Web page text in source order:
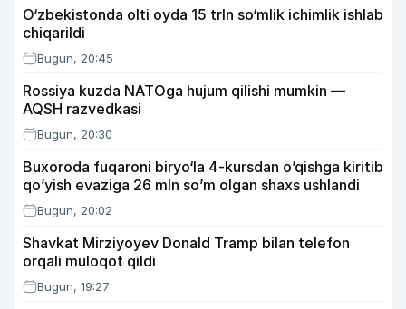
O‘zbekistonda olti oyda 15 trln so‘mlik ichimlik ishlab
chiqarildi
Bugun, 20:45
Rossiya kuzda NATOga hujum qilishi mumkin —
AQSH razvedkasi
Bugun, 20:30
Buxoroda fuqaroni biryo‘la 4-kursdan o’qishga kiritib
qo’yish evaziga 26 mln so’m olgan shaxs ushlandi
Bugun, 20:02
Shavkat Mirziyoyev Donald Tramp bilan telefon
orqali muloqot qildi
Bugun, 19:27